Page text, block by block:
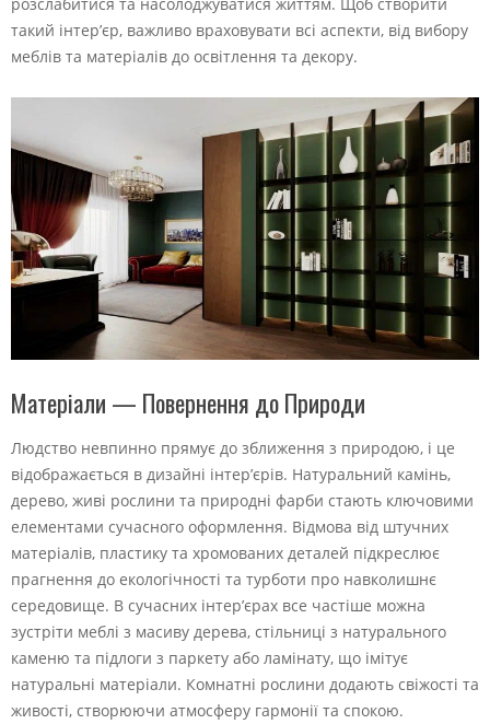
такий інтер’єр, важливо враховувати всі аспекти, від вибору
меблів та матеріалів до освітлення та декору.
Матеріали — Повернення до Природи
Людство невпинно прямує до зближення з природою, і це
відображається в дизайні інтер’єрів. Натуральний камінь,
дерево, живі рослини та природні фарби стають ключовими
елементами сучасного оформлення. Відмова від штучних
матеріалів, пластику та хромованих деталей підкреслює
прагнення до екологічності та турботи про навколишнє
середовище. В сучасних інтер’єрах все частіше можна
зустріти меблі з масиву дерева, стільниці з натурального
каменю та підлоги з паркету або ламінату, що імітує
натуральні матеріали. Комнатні рослини додають свіжості та
живості, створюючи атмосферу гармонії та спокою.